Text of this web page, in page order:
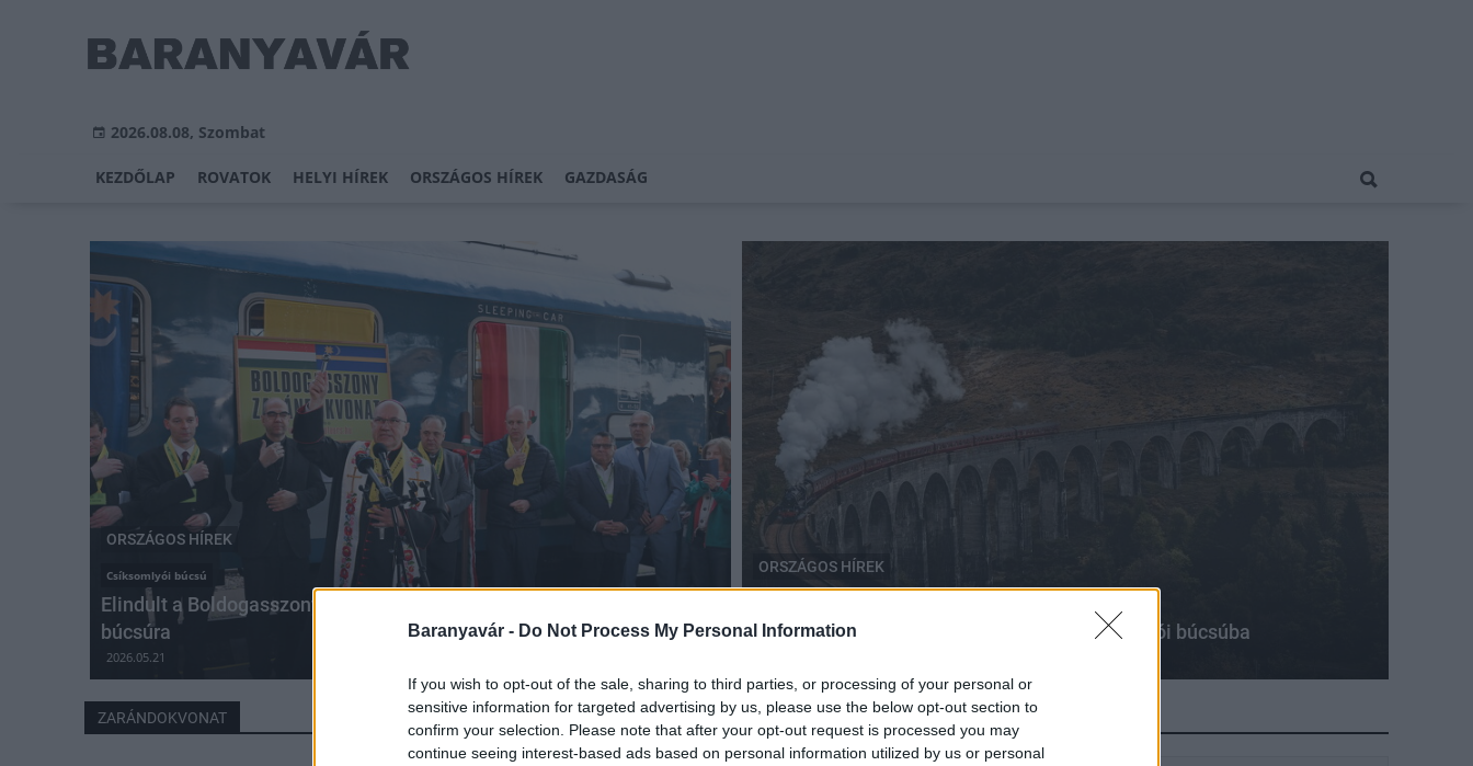
Baranyavár - Do Not Process My Personal Information
If you wish to opt-out of the sale, sharing to third parties, or processing of your personal or
sensitive information for targeted advertising by us, please use the below opt-out section to
confirm your selection. Please note that after your opt-out request is processed you may
continue seeing interest-based ads based on personal information utilized by us or personal
2026.08.08, Szombat
KEZDŐLAP ROVATOK HELYI HÍREK ORSZÁGOS HÍREK GAZDASÁG
ORSZÁGOS HÍREK
Csíksomlyói búcsú
Elindult a Boldogasszony zarándokvonat a csíksomlyói pünkösdi
búcsúra
2026.05.21
ORSZÁGOS HÍREK
Idén is indulnak zarándokvonatok a csíksomlyói búcsúba
ZARÁNDOKVONAT HÍRLEVÉL